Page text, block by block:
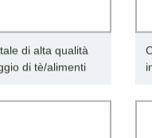
di alta qualità
di tè/alimenti